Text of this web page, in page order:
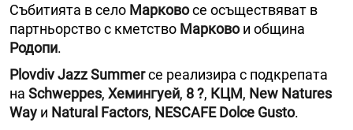
Събитията в село Марковосе осъществяват в
партньорство с кметство Марковои община
Родопи.
Plovdiv Jazz Summerсе реализира с подкрепата
на Schweppes, Хемингуей, 8 ?, КЦМ, New Natures
Way и Natural Factors, NESCAFE Dolce Gusto.